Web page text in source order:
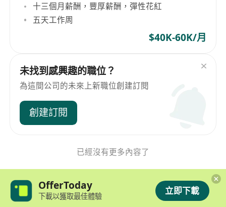
十三個月薪酬，豐厚薪酬，彈性花紅
五天工作周
$40K-60K/月
未找到感興趣的職位？
為這間公司的未來上新職位創建訂閱
創建訂閱
已經沒有更多內容了
OfferToday
下載以獲取最佳體驗 立即下載